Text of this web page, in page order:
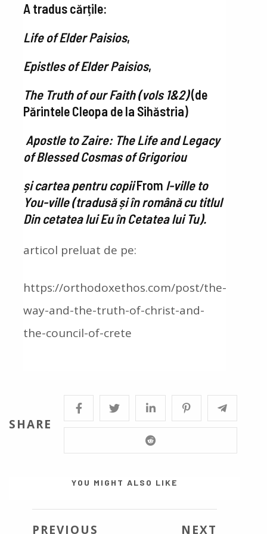
A tradus cărțile:
Life of Elder Paisios,
Epistles of Elder Paisios,
The Truth of our Faith (vols 1&2)(de
Părintele Cleopa de la Sihăstria)
Apostle to Zaire: The Life and Legacy
of Blessed Cosmas of Grigoriou
și cartea pentru copiiFrom I-ville to
You-ville(tradusă și în română cu titlul
Din cetatea lui Eu în Cetatea lui Tu).
articol preluat de pe:
https://orthodoxethos.com/post/the-
way-and-the-truth-of-christ-and-
the-council-of-crete
SHARE
YOU MIGHT ALSO LIKE
PREVIOUS NEXT